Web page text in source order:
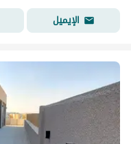
الإيميل